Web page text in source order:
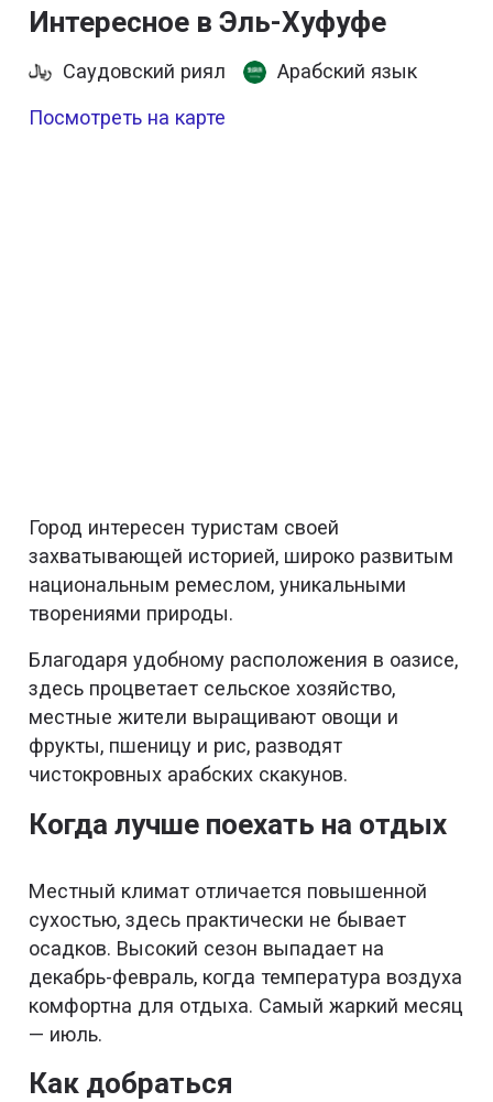
Интересное в Эль-Хуфуфе
Саудовский риял
Арабский язык
Посмотреть на карте
Город интересен туристам своей
захватывающей историей, широко развитым
национальным ремеслом, уникальными
творениями природы.
Благодаря удобному расположения в оазисе,
здесь процветает сельское хозяйство,
местные жители выращивают овощи и
фрукты, пшеницу и рис, разводят
чистокровных арабских скакунов.
Когда лучше поехать на отдых
Местный климат отличается повышенной
сухостью, здесь практически не бывает
осадков. Высокий сезон выпадает на
декабрь-февраль, когда температура воздуха
комфортна для отдыха. Самый жаркий месяц
— июль.
Как добраться